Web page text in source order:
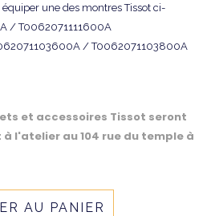
une des montres Tissot ci-
/ T0062071111600A
/ T0062071103800A
et accessoires Tissot seront
l'atelier au 104 rue du temple à
AU PANIER